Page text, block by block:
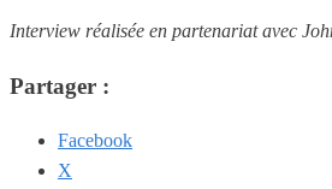
Interview réalisée en partenariat avec
Partager :
Facebook
X